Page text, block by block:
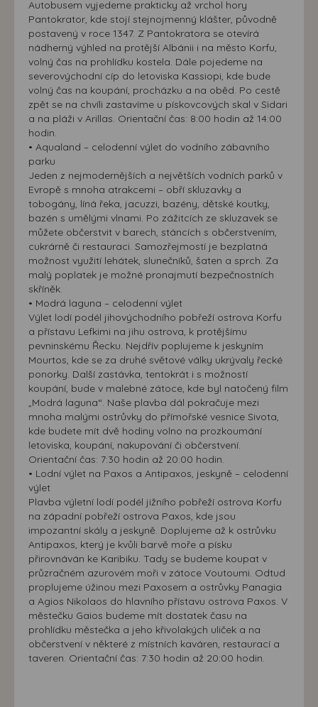
Autobusem vyjedeme prakticky až vrchol hory
Pantokrator, kde stojí stejnojmenný klášter, původně
postavený v roce 1347. Z Pantokratora se otevírá
nádherný výhled na protější Albánii i na město Korfu,
volný čas na prohlídku kostela. Dále pojedeme na
severovýchodní cíp do letoviska Kassiopi, kde bude
volný čas na koupání, procházku a na oběd. Po cestě
zpět se na chvíli zastavíme u pískovcových skal v Sidari
a na pláži v Arillas. Orientační čas: 8:00 hodin až 14:00
hodin.
• Aqualand – celodenní výlet do vodního zábavního
parku
Jeden z nejmodernějších a největších vodních parků v
Evropě s mnoha atrakcemi – obří skluzavky a
tobogány, líná řeka, jacuzzi, bazény, dětské koutky,
bazén s umělými vlnami. Po zážitcích ze skluzavek se
můžete občerstvit v barech, stáncích s občerstvením,
cukrárně či restauraci. Samozřejmostí je bezplatná
možnost využití lehátek, slunečníků, šaten a sprch. Za
malý poplatek je možné pronajmutí bezpečnostních
skříněk.
• Modrá laguna – celodenní výlet
Výlet lodí podél jihovýchodního pobřeží ostrova Korfu
a přístavu Lefkimi na jihu ostrova, k protějšímu
pevninskému Řecku. Nejdřív poplujeme k jeskyním
Mourtos, kde se za druhé světové války ukrývaly řecké
ponorky. Další zastávka, tentokrát i s možností
koupání, bude v malebné zátoce, kde byl natočený film
„Modrá laguna“. Naše plavba dál pokračuje mezi
mnoha malými ostrůvky do přímořské vesnice Sivota,
kde budete mít dvě hodiny volno na prozkoumání
letoviska, koupání, nakupování či občerstvení.
Orientační čas: 7:30 hodin až 20:00 hodin.
• Lodní výlet na Paxos a Antipaxos, jeskyně – celodenní
výlet
Plavba výletní lodí podél jižního pobřeží ostrova Korfu
na západní pobřeží ostrova Paxos, kde jsou
impozantní skály a jeskyně. Doplujeme až k ostrůvku
Antipaxos, který je kvůli barvě moře a písku
přirovnáván ke Karibiku. Tady se budeme koupat v
průzračném azurovém moři v zátoce Voutoumi. Odtud
proplujeme úžinou mezi Paxosem a ostrůvky Panagia
a Agios Nikolaos do hlavního přístavu ostrova Paxos. V
městečku Gaios budeme mít dostatek času na
prohlídku městečka a jeho křivolakých uliček a na
občerstvení v některé z místních kaváren, restaurací a
taveren. Orientační čas: 7:30 hodin až 20:00 hodin.